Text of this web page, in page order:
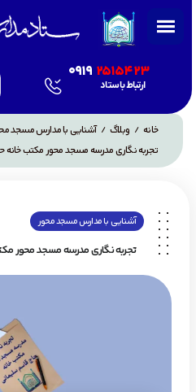
0919 2515423
ارتباط با ستاد
خانه / وبلاگ / آشنایی با مدارس مسجد
تجربه نگاری مدرسه مسجد محور مکتب خانه
آشنایی با مدارس مسجد محور
تجربه نگاری مدرسه مسجد محور